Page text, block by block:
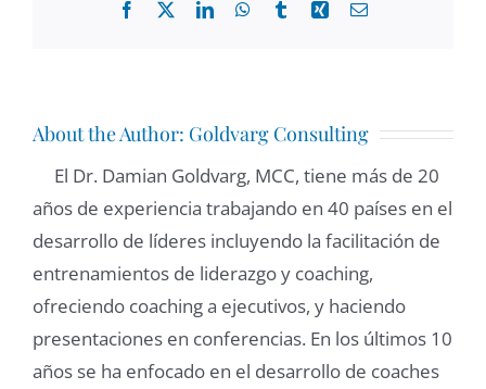
Facebook LinkedInWhatsApp
TumblrXing Email
About the Author: Goldvarg Consulting
El Dr. Damian Goldvarg, MCC, tiene más de 20
años de experiencia trabajando en 40 países en el
desarrollo de líderes incluyendo la facilitación de
entrenamientos de liderazgo y coaching,
ofreciendo coaching a ejecutivos, y haciendo
presentaciones en conferencias. En los últimos 10
años se ha enfocado en el desarrollo de coaches